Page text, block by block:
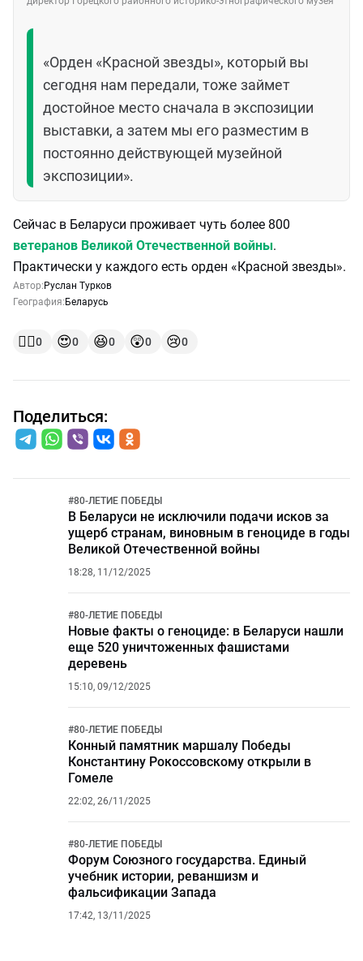
«Орден «Красной звезды», который вы
сегодня нам передали, тоже займет
достойное место сначала в экспозиции
выставки, а затем мы его разместим в
постоянно действующей музейной
экспозиции».
Сейчас в Беларуси проживает чуть более 800
ветеранов Великой Отечественной войны.
Практически у каждого есть орден «Красной звезды».
Автор: Руслан Турков
География: Беларусь
👍🏻0 😍0 😆0 😲0 😢0
Поделиться:
#80-ЛЕТИЕ ПОБЕДЫ
В Беларуси не исключили подачи исков за
ущерб странам, виновным в геноциде в годы
Великой Отечественной войны
18:28, 11/12/2025
#80-ЛЕТИЕ ПОБЕДЫ
Новые факты о геноциде: в Беларуси нашли
еще 520 уничтоженных фашистами
деревень
15:10, 09/12/2025
#80-ЛЕТИЕ ПОБЕДЫ
Конный памятник маршалу Победы
Константину Рокоссовскому открыли в
Гомеле
22:02, 26/11/2025
#80-ЛЕТИЕ ПОБЕДЫ
Форум Союзного государства. Единый
учебник истории, реваншизм и
фальсификации Запада
17:42, 13/11/2025